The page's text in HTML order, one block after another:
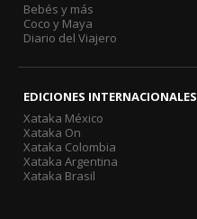
Bebés y más
Coco y Maya
Diario del Viajero
EDICIONES INTERNACIONALES
Xataka México
Xataka On
Xataka Colombia
Xataka Argentina
Xataka Brasil